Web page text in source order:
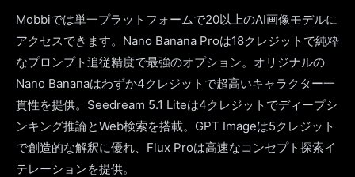
Mobbiでは単一プラットフォームで20以上のAI画像モデルに
アクセスできます。Nano Banana Proは18クレジットで純粋
なプロンプト追従精度で最強のオプション。オリジナルの
Nano Bananaはわずか4クレジットで超高いキャラクター一
貫性を提供。Seedream 5.1 Liteは4クレジットでディープシ
ンキング推論とWeb検索を搭載。GPT Imageは5クレジット
で創造的な解釈に優れ、Flux Proは高速なコンセプト探索イ
テレーションを提供。